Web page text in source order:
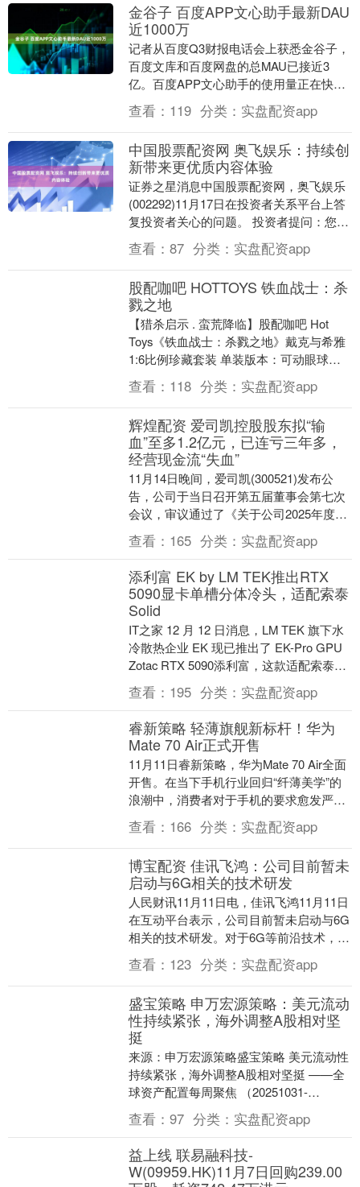
金谷子 百度APP文心助手最新DAU
近1000万
记者从百度Q3财报电话会上获悉金谷子，
百度文库和百度网盘的总MAU已接近3
亿。百度APP文心助手的使用量正在快速
增长，对话轮次同比增长约5倍，最新DAU
近100....
查看： 119 分类： 实盘配资app
中国股票配资网 奥飞娱乐：持续创
新带来更优质内容体验
证券之星消息中国股票配资网，奥飞娱乐
(002292)11月17日在投资者关系平台上答
复投资者关心的问题。 投资者提问：您
好，本人认为现在的喜羊羊与灰太狼不适
合制....
查看： 87 分类： 实盘配资app
股配咖吧 HOTTOYS 铁血战士：杀
戮之地
【猎杀启示 . 蛮荒降临】股配咖吧 Hot
Toys《铁血战士：杀戮之地》戴克与希雅
1:6比例珍藏套装 单装版本：可动眼球技
术 × 完整狩猎武装 打造戴克凶悍姿....
查看： 118 分类： 实盘配资app
辉煌配资 爱司凯控股股东拟“输
血”至多1.2亿元，已连亏三年多，
经营现金流“失血”
11月14日晚间，爱司凯(300521)发布公
告，公司于当日召开第五届董事会第七次
会议，审议通过了《关于公司2025年度向
特定对象发行A股股票方案的议案》等相
关....
查看： 165 分类： 实盘配资app
添利富 EK by LM TEK推出RTX
5090显卡单槽分体冷头，适配索泰
Solid
IT之家 12 月 12 日消息，LM TEK 旗下水
冷散热企业 EK 现已推出了 EK-Pro GPU
Zotac RTX 5090添利富，这款适配索泰
Ge....
查看： 195 分类： 实盘配资app
睿新策略 轻薄旗舰新标杆！华为
Mate 70 Air正式开售
11月11日睿新策略，华为Mate 70 Air全面
开售。在当下手机行业回归“纤薄美学”的
浪潮中，消费者对于手机的要求愈发严
苛，既追求轻巧精致的外观，又渴望拥
有....
查看： 166 分类： 实盘配资app
博宝配资 佳讯飞鸿：公司目前暂未
启动与6G相关的技术研发
人民财讯11月11日电，佳讯飞鸿11月11日
在互动平台表示，公司目前暂未启动与6G
相关的技术研发。对于6G等前沿技术，公
司会保持持续跟踪与关注，并将根据技术
发展....
查看： 123 分类： 实盘配资app
盛宝策略 申万宏源策略：美元流动
性持续紧张，海外调整A股相对坚
挺
来源：申万宏源策略盛宝策略 美元流动性
持续紧张，海外调整A股相对坚挺 ——全
球资产配置每周聚焦 （20251031-
20251107） 金倩婧/冯晓宇/林遵东/....
查看： 97 分类： 实盘配资app
益上线 联易融科技-
W(09959.HK)11月7日回购239.00